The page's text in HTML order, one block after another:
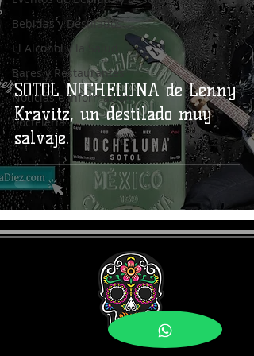
Bebidas y Destilados
El Alcohol y la Salud
Bares y Restaurantes
Noticias e Información
Coctelería
SOTOL NOCHELUNA de Lenny
Kravitz, un destilado muy
salvaje.